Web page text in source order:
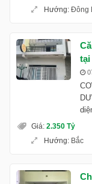
Hướng: Đông
tại
Giá: 2.350 Tỷ
Hướng: Bắc